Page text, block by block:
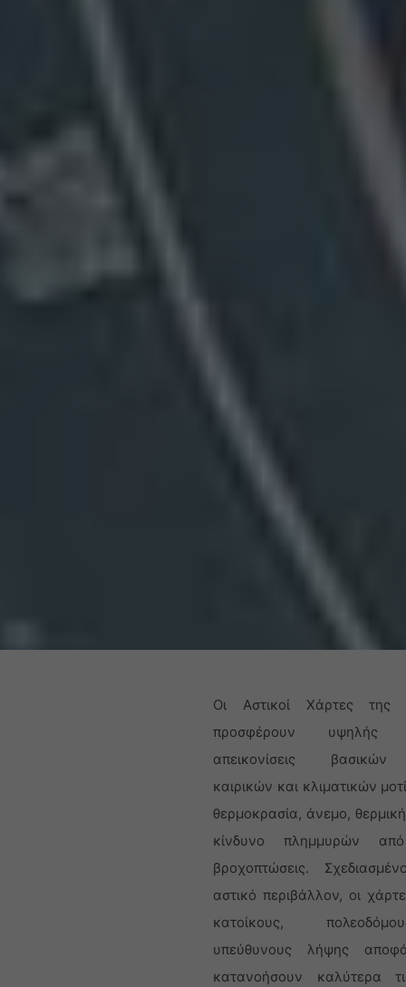
Οι Αστικοί Χάρτες της
προσφέρουν υψηλής
απεικονίσεις
καιρικών και κλιματικών
θερμοκρασία, άνεμο,
κίνδυνο πλημμυρών
βροχοπτώσεις.
αστικό περιβάλλον, οι
κατοίκους,
υπεύθυνους λήψης
κατανοήσουν καλύτερα